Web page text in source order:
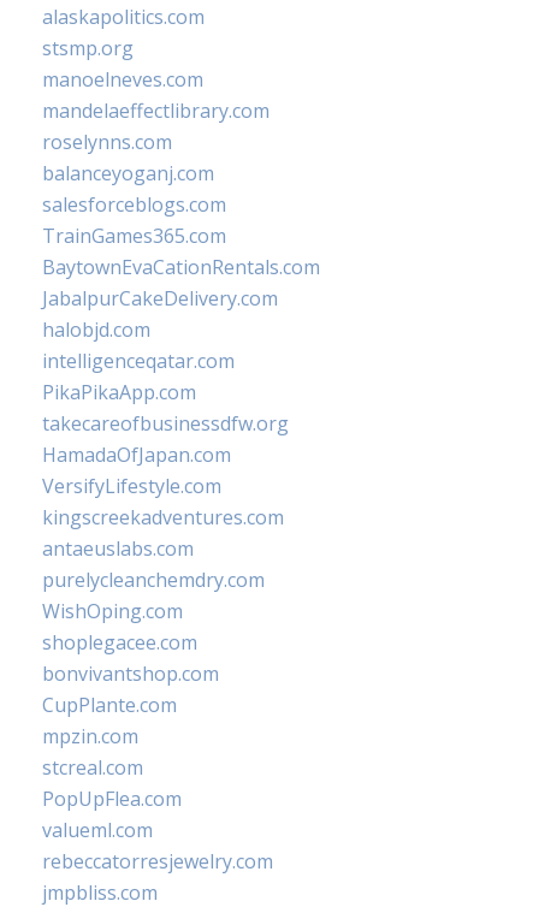
alaskapolitics.com
stsmp.org
manoelneves.com
mandelaeffectlibrary.com
roselynns.com
balanceyoganj.com
salesforceblogs.com
TrainGames365.com
BaytownEvaCationRentals.com
JabalpurCakeDelivery.com
halobjd.com
intelligenceqatar.com
PikaPikaApp.com
takecareofbusinessdfw.org
HamadaOfJapan.com
VersifyLifestyle.com
kingscreekadventures.com
antaeuslabs.com
purelycleanchemdry.com
WishOping.com
shoplegacee.com
bonvivantshop.com
CupPlante.com
mpzin.com
stcreal.com
PopUpFlea.com
valueml.com
rebeccatorresjewelry.com
jmpbliss.com